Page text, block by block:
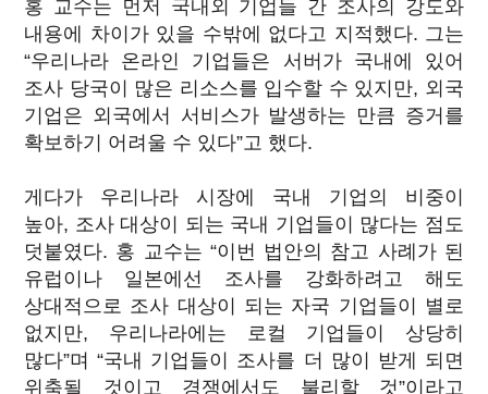
홍 교수는 먼저 국내외 기업들 간 조사의 강도와
내용에 차이가 있을 수밖에 없다고 지적했다. 그는
“우리나라 온라인 기업들은 서버가 국내에 있어
조사 당국이 많은 리소스를 입수할 수 있지만, 외국
기업은 외국에서 서비스가 발생하는 만큼 증거를
확보하기 어려울 수 있다”고 했다.
게다가 우리나라 시장에 국내 기업의 비중이
높아, 조사 대상이 되는 국내 기업들이 많다는 점도
덧붙였다. 홍 교수는 “이번 법안의 참고 사례가 된
유럽이나 일본에선 조사를 강화하려고 해도
상대적으로 조사 대상이 되는 자국 기업들이 별로
없지만, 우리나라에는 로컬 기업들이 상당히
많다”며 “국내 기업들이 조사를 더 많이 받게 되면
위축될 것이고 경쟁에서도 불리할 것”이라고